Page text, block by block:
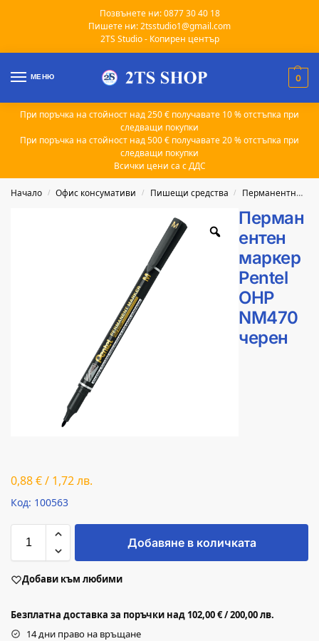
Позвънете ни: 0877 30 40 18
Пишете ни: 2tsstudio1@gmail.com
2TS Studio - Копирен център
МЕНЮ 0
При поръчка на стойност над 250 € получавате 10 % отстъпка при
следващи покупки
При поръчка на стойност над 500 € получавате 20 % отстъпка при
следващи покупки
Всички цени са с ДДС
Начало / Офис консумативи / Пишещи средства / Перманентни маркери
Перман
ентен
маркер
Pentel
OHP
NM470
черен
0,88€/ 1,72лв.
Код: 100563
Добавяне в количката
Добави към любими
Безплатна доставка за поръчки над 102,00 € / 200,00 лв.
14 дни право на връщане